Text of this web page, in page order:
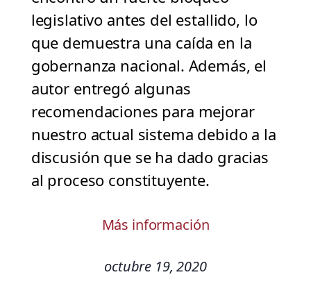
legislativo antes del estallido, lo
que demuestra una caída en la
gobernanza nacional. Además, el
autor entregó algunas
recomendaciones para mejorar
nuestro actual sistema debido a la
discusión que se ha dado gracias
al proceso constituyente.
Más información
octubre 19, 2020